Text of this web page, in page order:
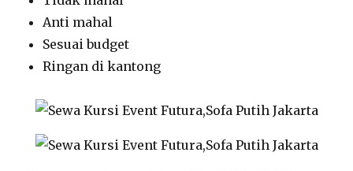
Anti mahal
Sesuai budget
Ringan di kantong